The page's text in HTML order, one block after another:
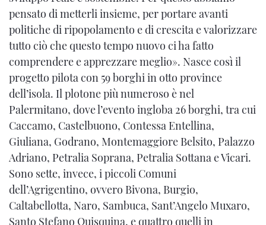
pensato di metterli insieme, per portare avanti
politiche di ripopolamento e di crescita e valorizzare
tutto ciò che questo tempo nuovo ci ha fatto
comprendere e apprezzare meglio». Nasce così il
progetto pilota con 59 borghi in otto province
dell’isola. Il plotone più numeroso è nel
Palermitano, dove l’evento ingloba 26 borghi, tra cui
Caccamo, Castelbuono, Contessa Entellina,
Giuliana, Godrano, Montemaggiore Belsito, Palazzo
Adriano, Petralia Soprana, Petralia Sottana e Vicari.
Sono sette, invece, i piccoli Comuni
dell’Agrigentino, ovvero Bivona, Burgio,
Caltabellotta, Naro, Sambuca, Sant’Angelo Muxaro,
Santo Stefano Quisquina, e quattro quelli in